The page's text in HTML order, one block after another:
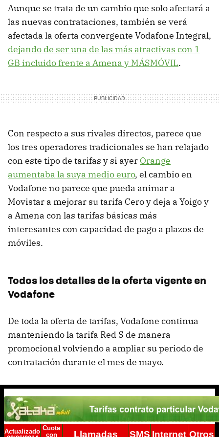
Aunque se trata de un cambio que solo afectará a
las nuevas contrataciones, también se verá
afectada la oferta convergente Vodafone Integral,
dejando de ser una de las más atractivas con 1
GB incluido frente a Amena y MÁSMÓVIL.
Con respecto a sus rivales directos, parece que
los tres operadores tradicionales se han relajado
con este tipo de tarifas y si ayer Orange
aumentaba la suya medio euro, el cambio en
Vodafone no parece que pueda animar a
Movistar a mejorar su tarifa Cero y deja a Yoigo y
a Amena con las tarifas básicas más
interesantes con capacidad de pago a plazos de
móviles.
Todos los detalles de la oferta vigente en
Vodafone
De toda la oferta de tarifas, Vodafone continua
manteniendo la tarifa Red S de manera
promocional volviendo a ampliar su periodo de
contratación durante el mes de mayo.